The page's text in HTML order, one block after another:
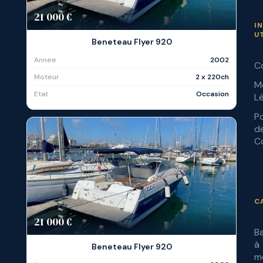
21 000 €
Beneteau Flyer 920
Annee
2002
Moteur
2 x 220ch
Etat
Occasion
21 000 €
Beneteau Flyer 920
à